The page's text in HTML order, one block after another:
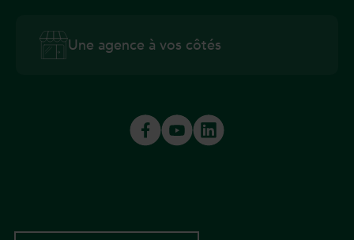
Une agence à vos côtés